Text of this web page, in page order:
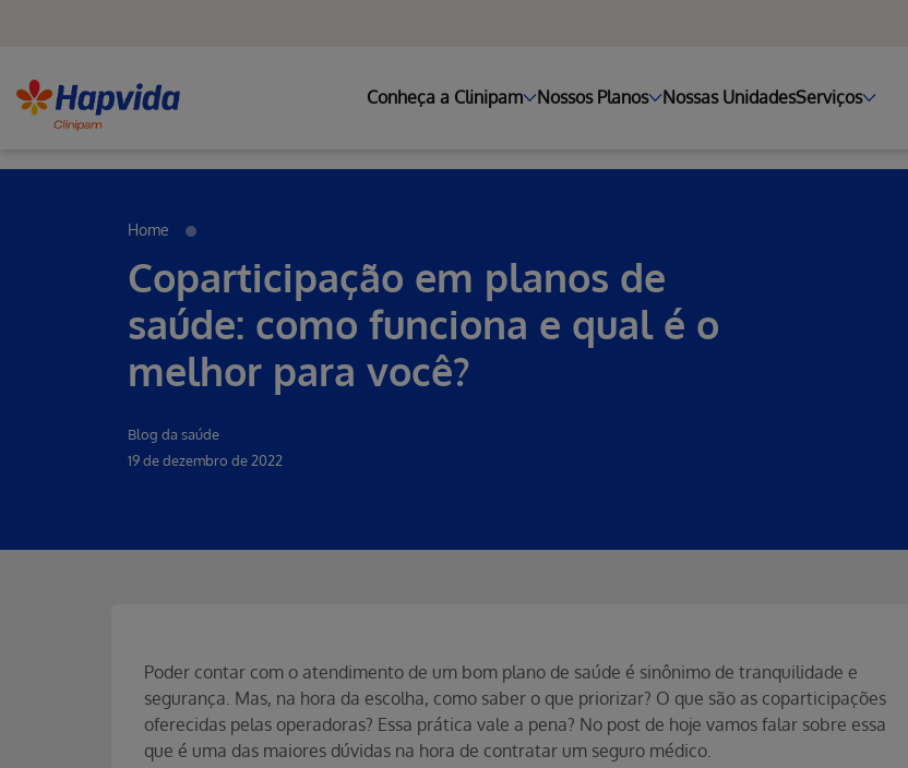
Pular para o Conteúdo principal
Conheça a Clinipam Nossos Planos Nossas UnidadesServiços
Home
Coparticipação em planos de
saúde: como funciona e qual é o
melhor para você?
Blog da saúde
19 de dezembro de 2022
Poder contar com o atendimento de um bom plano de saúde é sinônimo de tranquilidade e
segurança. Mas, na hora da escolha, como saber o que priorizar? O que são as coparticipações
oferecidas pelas operadoras? Essa prática vale a pena? No post de hoje vamos falar sobre essa
que é uma das maiores dúvidas na hora de contratar um seguro médico.